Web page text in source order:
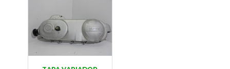
Motores
Nuevos
Motores